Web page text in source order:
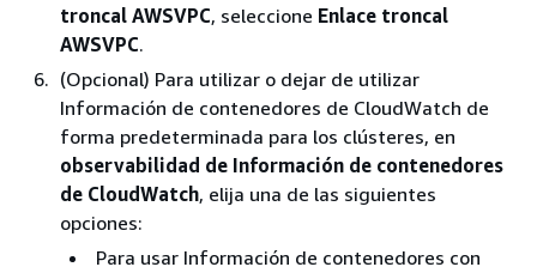
troncal AWSVPC, seleccione Enlace troncal
AWSVPC.
(Opcional) Para utilizar o dejar de utilizar
Información de contenedores de CloudWatch de
forma predeterminada para los clústeres, en
observabilidad de Información de contenedores
de CloudWatch, elija una de las siguientes
opciones:
Para usar Información de contenedores con